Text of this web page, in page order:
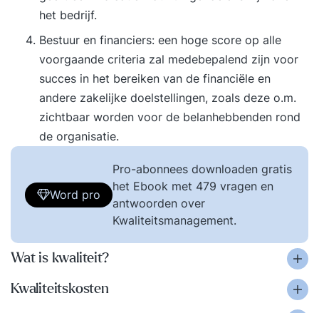
het bedrijf.
Bestuur en financiers: een hoge score op alle
voorgaande criteria zal medebepalend zijn voor
succes in het bereiken van de financiële en
andere zakelijke doelstellingen, zoals deze o.m.
zichtbaar worden voor de belanhebbenden rond
de organisatie.
Word pro
Pro-abonnees downloaden gratis
het Ebook met 479 vragen en
antwoorden over
Kwaliteitsmanagement.
Wat is kwaliteit?
Kwaliteitskosten